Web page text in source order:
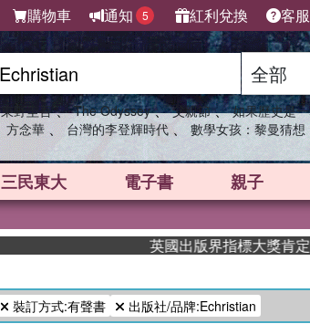
購物車 通知 5 紅利兌換 客
東野圭吾 、 The Odyssey 、 父親節 、 如果歷史是
方念華 、 台灣的李登輝時代 、 數學女孩：黎曼猜想
三民東大 電子書 親子
英國出版界指標大獎肯定
裝訂方式:有聲書 出版社/品牌:Echristian